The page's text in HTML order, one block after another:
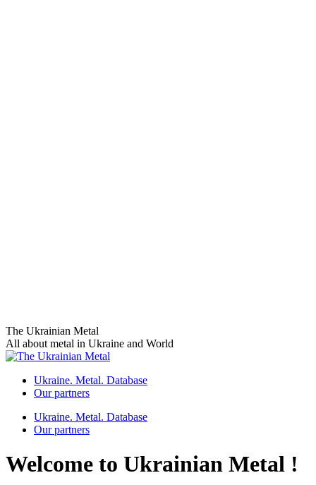
Skip
to
content
The Ukrainian Metal
All about metal in Ukraine and World
Ukraine. Metal. Database
Our partners
Ukraine. Metal. Database
Our partners
Welcome to Ukrainian Metal !